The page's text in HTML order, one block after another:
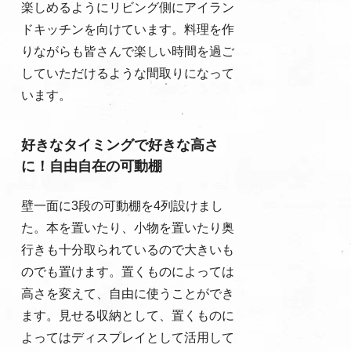
楽しめるようにリビング側にアイラン
ドキッチンを向けています。料理を作
りながらも皆さんで楽しい時間を過ご
していただけるような間取りになって
います。
好きなタイミングで好きな高さ
に！自由自在の可動棚
壁一面に3段の可動棚を4列設けまし
た。本を置いたり、小物を置いたり奥
行きも十分取られているので大きいも
のでも置けます。置くものによっては
高さを変えて、自由に使うことができ
ます。見せる収納として、置くものに
よってはディスプレイとして活用して